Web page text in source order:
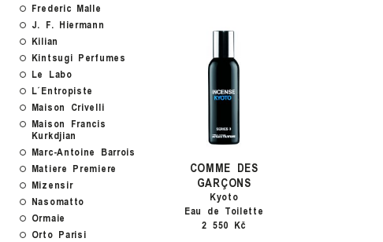
Frederic Malle
J. F. Hiermann
Kilian
Kintsugi Perfumes
Le Labo
L´Entropiste
Maison Crivelli
Maison Francis
Kurkdjian
Marc-Antoine Barrois
Matiere Premiere
Mizensir
Nasomatto
Ormaie
Orto Parisi
COMME DES
GARÇONS
Kyoto
Eau de Toilette
2 550 Kč